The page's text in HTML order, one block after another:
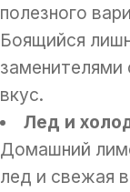
полезного
Боящийся
заменителями
вкус.
Лед и
Домашний
лед и свежая